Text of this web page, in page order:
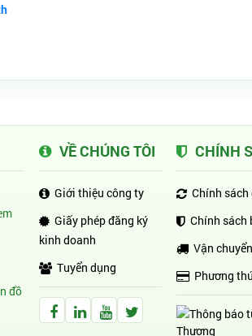
đồ
VỀ CHÚNG TÔI
Giới thiệu công ty
Giấy phép đăng ký
kinh doanh
Tuyển dụng
Facebook Huỳnh Gia Alpha
LinkedIn Huỳnh Gia Alpha
YouTube Huỳnh Gia
Twitter Huỳnh
CHÍNH
Chính
Chính sách
Vận
Phương